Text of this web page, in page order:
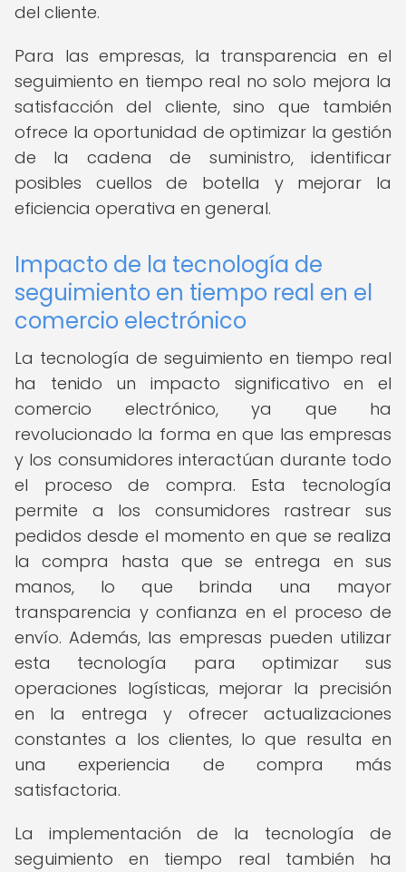
del cliente.
Para las empresas, la transparencia en el
seguimiento en tiempo real no solo mejora la
satisfacción del cliente, sino que también
ofrece la oportunidad de optimizar la gestión
de la cadena de suministro, identificar
posibles cuellos de botella y mejorar la
eficiencia operativa en general.
Impacto de la tecnología de
seguimiento en tiempo real en el
comercio electrónico
La tecnología de seguimiento en tiempo real
ha tenido un impacto significativo en el
comercio electrónico, ya que ha
revolucionado la forma en que las empresas
y los consumidores interactúan durante todo
el proceso de compra. Esta tecnología
permite a los consumidores rastrear sus
pedidos desde el momento en que se realiza
la compra hasta que se entrega en sus
manos, lo que brinda una mayor
transparencia y confianza en el proceso de
envío. Además, las empresas pueden utilizar
esta tecnología para optimizar sus
operaciones logísticas, mejorar la precisión
en la entrega y ofrecer actualizaciones
constantes a los clientes, lo que resulta en
una experiencia de compra más
satisfactoria.
La implementación de la tecnología de
seguimiento en tiempo real también ha